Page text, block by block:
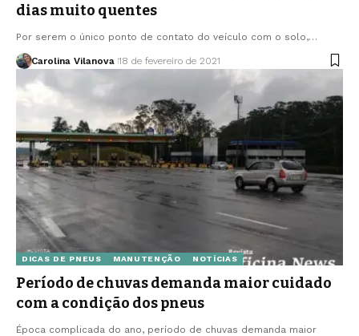
dias muito quentes
Por serem o único ponto de contato do veículo com o solo,…
Carolina Vilanova 18 de fevereiro de 2021
DICAS DE PNEUS MANUTENÇÃO NOTÍCIAS
Período de chuvas demanda maior cuidado
com a condição dos pneus
Época complicada do ano, período de chuvas demanda maior